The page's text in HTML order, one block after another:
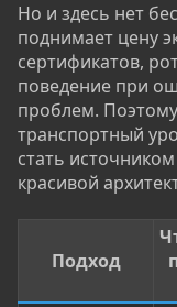
Но и здесь нет
поднимает цену
сертификатов,
поведение при
проблем.
транспортный
стать
красивой
Подход